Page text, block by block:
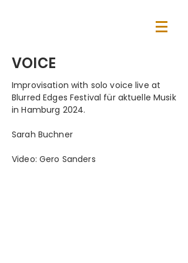
VOICE
Improvisation with solo voice live at
Blurred Edges Festival für aktuelle Musik
in Hamburg 2024.
Sarah Buchner
Video: Gero Sanders